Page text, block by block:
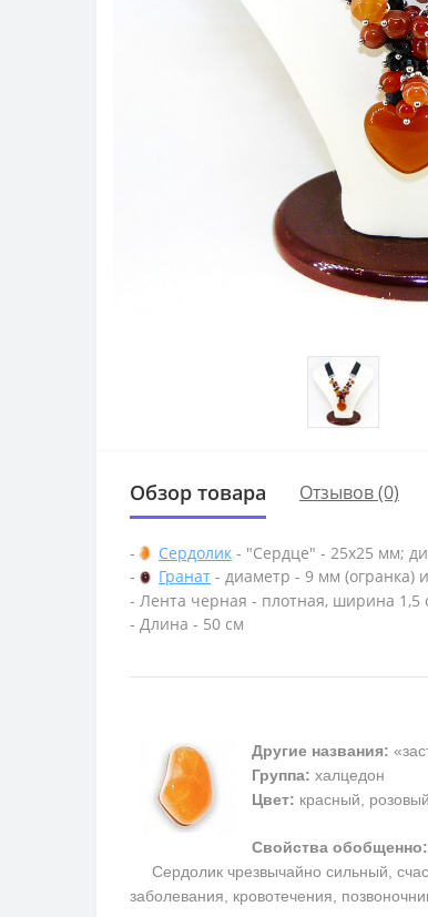
Обзор товара Отзывов (0)
- Сердолик - "Сердце" - 25х25 мм;
-
Гранат - диаметр - 9 мм (огранка)
- Лента черная - плотная, ширина 1,5
- Длина - 50 см
Другие названия:
Группа: халцедон
Цвет: красный,
Свойства обобщенно:
Сердолик чрезвычайно сильный,
заболевания, кровотечения,